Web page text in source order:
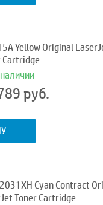
Yellow Original
Cartridge
руб.
Cyan Contract
Toner Cartridge